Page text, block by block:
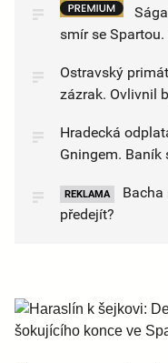
smír se
Ostravský
zázrak. Ovlivnil
Hradecká
Gningem. Baník
REKLAMA
předejít?